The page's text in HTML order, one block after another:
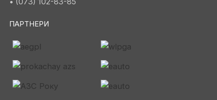
ПАРТНЕРИ